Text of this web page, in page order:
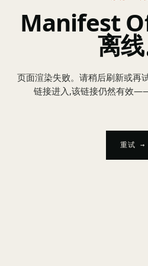
Manifest
离线
页面渲染失败。请稍后刷新或再
链接进入,该链接仍然有效
重试 →